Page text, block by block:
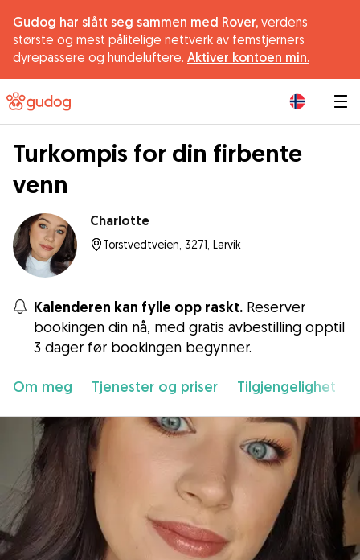
Gudog har slått seg sammen med Rover, verdens
største og mest pålitelige nettverk av femstjerners
dyrepassere og hundeluftere. Aktiver kontoen min.
Turkompis for din firbente
venn
Charlotte
Torstvedtveien, 3271, Larvik
Kalenderen kan fylle opp raskt. Reserver
bookingen din nå, med gratis avbestilling opptil
3 dager før bookingen begynner.
Om meg Tjenester og priser Tilgjengelighet